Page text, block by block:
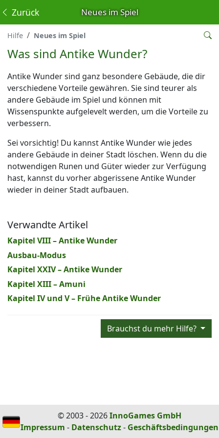
Neues im Spiel
Zurück
Hilfe Neues im Spiel
Was sind Antike Wunder?
Antike Wunder sind ganz besondere Gebäude, die dir
verschiedene Vorteile gewähren. Sie sind teurer als
andere Gebäude im Spiel und können mit
Wissenspunkte aufgelevelt werden, um die Vorteile zu
verbessern.
Sei vorsichtig! Du kannst Antike Wunder wie jedes
andere Gebäude in deiner Stadt löschen. Wenn du die
notwendigen Runen und Güter wieder zur Verfügung
hast, kannst du vorher abgerissene Antike Wunder
wieder in deiner Stadt aufbauen.
Verwandte Artikel
Kapitel VIII – Antike Wunder
Ausbau-Modus
Kapitel XXIV – Antike Wunder
Kapitel XIII – Amuni
Kapitel IV und V – Frühe Antike Wunder
Brauchst du mehr Hilfe?
© 2003 - 2026InnoGames GmbH
Impressum - Datenschutz- Geschäftsbedingungen